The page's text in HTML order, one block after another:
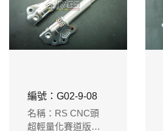
編號：G02-9-08
名稱：RS CNC頭
超輕量化賽道版短